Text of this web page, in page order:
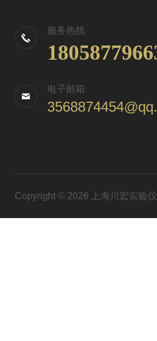
服务热线
电子邮箱
Copyright © 2026 上海川宏实验